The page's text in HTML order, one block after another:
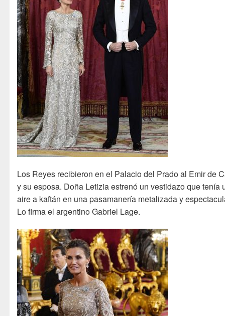
Los Reyes recibieron en el Palacio del Prado al Emir de
y su esposa. Doña Letizia estrenó un vestidazo que tenía
aire a kaftán en una pasamanería metalizada y
Lo firma el argentino Gabriel Lage.